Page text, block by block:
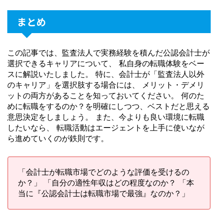
まとめ
この記事では、監査法人で実務経験を積んだ公認会計士が
選択できるキャリアについて、 私自身の転職体験をベー
スに解説いたしました。 特に、会計士が「監査法人以外
のキャリア」を選択肢する場合には、 メリット・デメリ
ットの両方があることを知っておいてください。 何のた
めに転職をするのか？を明確にしつつ、ベストだと思える
意思決定をしましょう。 また、今よりも良い環境に転職
したいなら、 転職活動はエージェントを上手に使いなが
ら進めていくのが鉄則です。
「会計士が転職市場でどのような評価を受けるの
か？」 「自分の適性年収はどの程度なのか？ 「本
当に『公認会計士は転職市場で最強』なのか？」